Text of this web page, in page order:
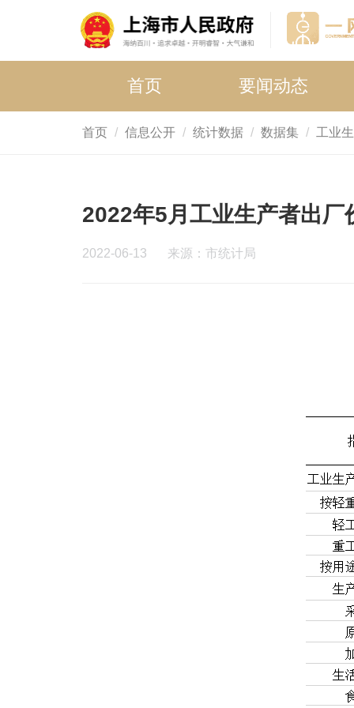
首页 要闻动态
首页 信息公开 统计数据 数据集 工业
2022年5月工业生产者出厂
2022-06-13 来源：市统计局